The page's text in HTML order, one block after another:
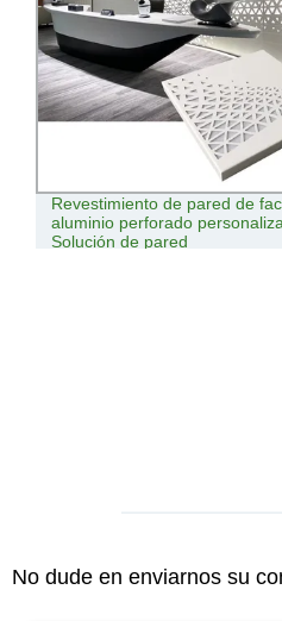
de fachada de
para
RHK
CE
aire
No dude en enviarnos su